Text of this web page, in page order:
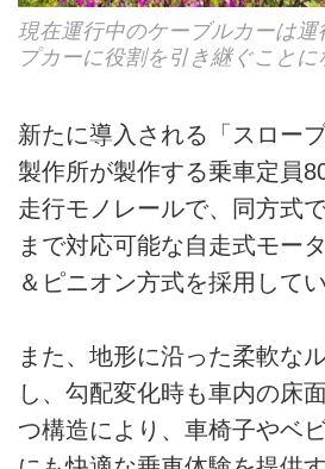
現在運行中のケーブルカーは
プカーに役割を引き継ぐことに
新たに導入される「スロー
製作所が製作する乗車定員
走行モノレールで、同方式
まで対応可能な自走式モー
＆ピニオン方式を採用してい
また、地形に沿った柔軟な
し、勾配変化時も車内の床
つ構造により、車椅子やベ